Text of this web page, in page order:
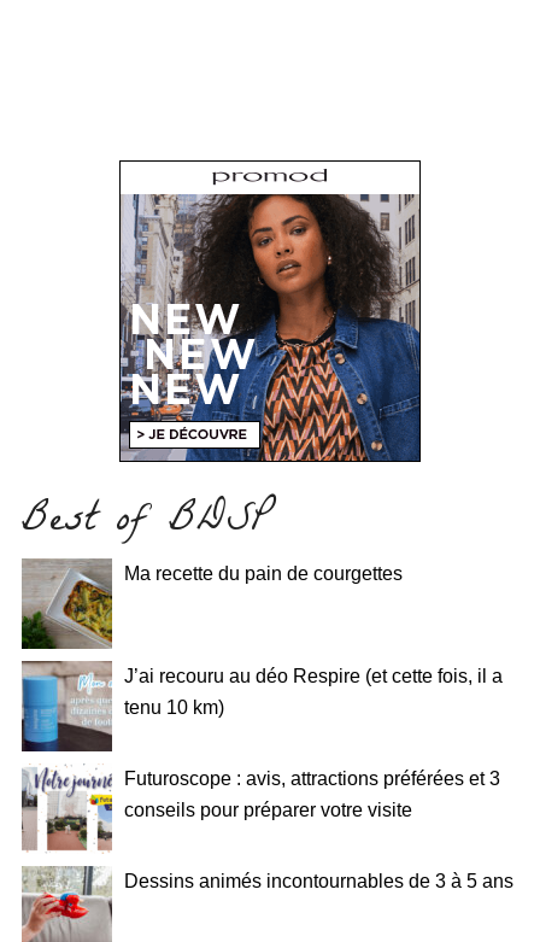
Best of BDSP
Ma recette du pain de courgettes
J’ai recouru au déo Respire (et cette fois, il a
tenu 10 km)
Futuroscope : avis, attractions préférées et 3
conseils pour préparer votre visite
Dessins animés incontournables de 3 à 5 ans